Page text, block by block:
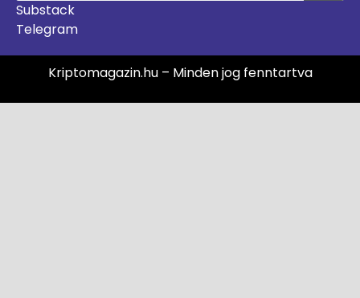
Substack
Telegram
Kriptomagazin.hu – Minden jog fenntartva